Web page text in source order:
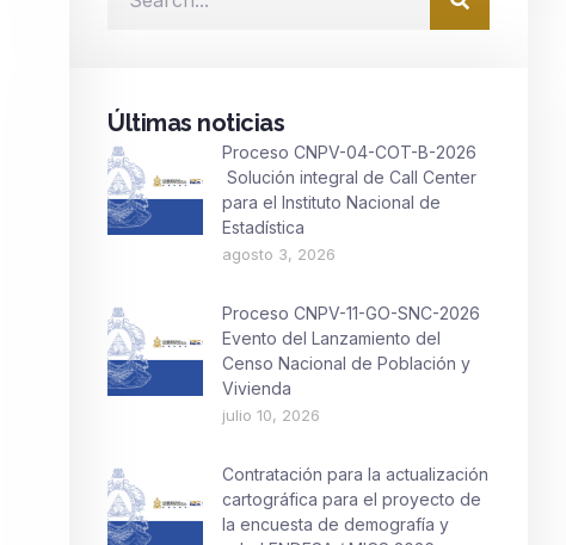
Últimas noticias
Proceso CNPV-04-COT-B-2026
Solución integral de Call Center
para el Instituto Nacional de
Estadística
agosto 3, 2026
Proceso CNPV-11-GO-SNC-2026
Evento del Lanzamiento del
Censo Nacional de Población y
Vivienda
julio 10, 2026
Contratación para la actualización
cartográfica para el proyecto de
la encuesta de demografía y